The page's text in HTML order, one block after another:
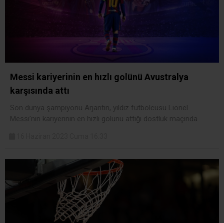
Messi kariyerinin en hızlı golünü Avustralya
karşısında attı
Son dünya şampiyonu Arjantin, yıldız futbolcusu Lionel
Messi’nin kariyerinin en hızlı golünü attığı dostluk maçında